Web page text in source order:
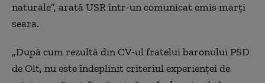
naturale”, arată USR într-un comunicat emis marți
seara.
„După cum rezultă din CV-ul fratelui baronului PSD
de Olt, nu este îndeplinit criteriul experienței de